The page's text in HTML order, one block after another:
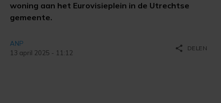
woning aan het Eurovisieplein in de Utrechtse
gemeente.
ANP
13 april 2025 - 11:12
share DELEN